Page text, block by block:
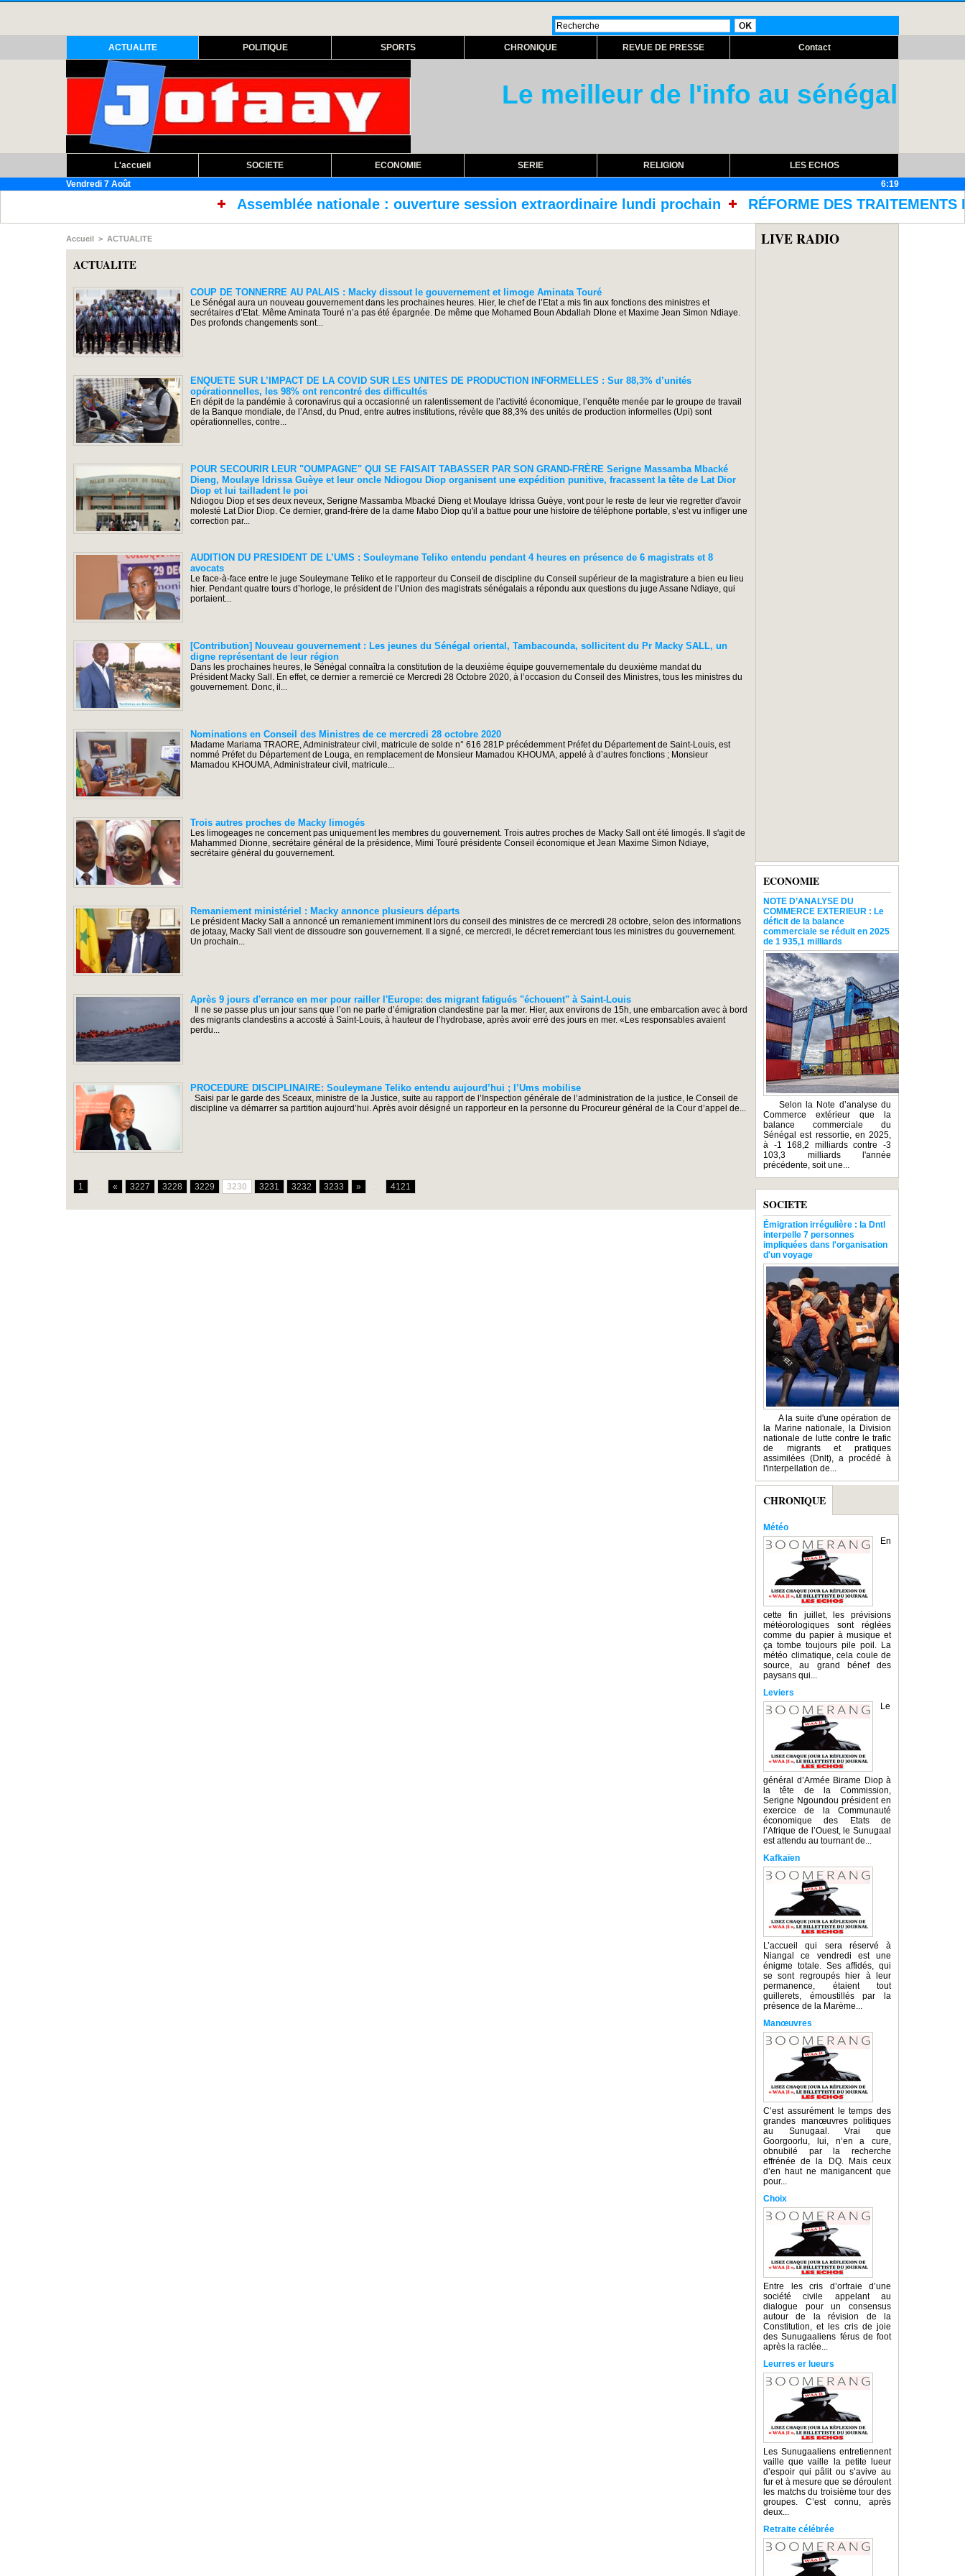
ACTUALITE POLITIQUE SPORTS CHRONIQUE REVUE DE PRESSE Contact
Le meilleur de l'info au sénégal
L'accueil SOCIETE ECONOMIE SERIE RELIGION
LES ECHOS
Vendredi 7 Août
6:19
Assemblée nationale : ouverture session extraordinaire lundi prochain RÉFORME DES TRAITEMENTS DANS LES
Accueil > ACTUALITE
ACTUALITE
COUP DE TONNERRE AU PALAIS : Macky dissout le gouvernement et limoge Aminata Touré
Le Sénégal aura un nouveau gouvernement dans les prochaines heures. Hier, le chef de l’Etat a mis fin aux fonctions des ministres et
secrétaires d’Etat. Même Aminata Touré n’a pas été épargnée. De même que Mohamed Boun Abdallah DIone et Maxime Jean Simon Ndiaye.
Des profonds changements sont...
ENQUETE SUR L’IMPACT DE LA COVID SUR LES UNITES DE PRODUCTION INFORMELLES : Sur 88,3% d’unités
opérationnelles, les 98% ont rencontré des difficultés
En dépit de la pandémie à coronavirus qui a occasionné un ralentissement de l’activité économique, l’enquête menée par le groupe de travail
de la Banque mondiale, de l’Ansd, du Pnud, entre autres institutions, révèle que 88,3% des unités de production informelles (Upi) sont
opérationnelles, contre...
POUR SECOURIR LEUR "OUMPAGNE" QUI SE FAISAIT TABASSER PAR SON GRAND-FRÈRE Serigne Massamba Mbacké
Dieng, Moulaye Idrissa Guèye et leur oncle Ndiogou Diop organisent une expédition punitive, fracassent la tête de Lat Dior
Diop et lui tailladent le poi
Ndiogou Diop et ses deux neveux, Serigne Massamba Mbacké Dieng et Moulaye Idrissa Guèye, vont pour le reste de leur vie regretter d'avoir
molesté Lat Dior Diop. Ce dernier, grand-frère de la dame Mabo Diop qu'il a battue pour une histoire de téléphone portable, s’est vu infliger une
correction par...
AUDITION DU PRESIDENT DE L’UMS : Souleymane Teliko entendu pendant 4 heures en présence de 6 magistrats et 8
avocats
Le face-à-face entre le juge Souleymane Teliko et le rapporteur du Conseil de discipline du Conseil supérieur de la magistrature a bien eu lieu
hier. Pendant quatre tours d’horloge, le président de l’Union des magistrats sénégalais a répondu aux questions du juge Assane Ndiaye, qui
portaient...
[Contribution] Nouveau gouvernement : Les jeunes du Sénégal oriental, Tambacounda, sollicitent du Pr Macky SALL, un
digne représentant de leur région
Dans les prochaines heures, le Sénégal connaîtra la constitution de la deuxième équipe gouvernementale du deuxième mandat du
Président Macky Sall. En effet, ce dernier a remercié ce Mercredi 28 Octobre 2020, à l’occasion du Conseil des Ministres, tous les ministres du
gouvernement. Donc, il...
Nominations en Conseil des Ministres de ce mercredi 28 octobre 2020
Madame Mariama TRAORE, Administrateur civil, matricule de solde n° 616 281P précédemment Préfet du Département de Saint-Louis, est
nommé Préfet du Département de Louga, en remplacement de Monsieur Mamadou KHOUMA, appelé à d’autres fonctions ; Monsieur
Mamadou KHOUMA, Administrateur civil, matricule...
Trois autres proches de Macky limogés
Les limogeages ne concernent pas uniquement les membres du gouvernement. Trois autres proches de Macky Sall ont été limogés. Il s'agit de
Mahammed Dionne, secrétaire général de la présidence, Mimi Touré présidente Conseil économique et Jean Maxime Simon Ndiaye,
secrétaire général du gouvernement.
Remaniement ministériel : Macky annonce plusieurs départs
Le président Macky Sall a annoncé un remaniement imminent lors du conseil des ministres de ce mercredi 28 octobre, selon des informations
de jotaay, Macky Sall vient de dissoudre son gouvernement. Il a signé, ce mercredi, le décret remerciant tous les ministres du gouvernement.
Un prochain...
Après 9 jours d'errance en mer pour railler l'Europe: des migrant fatigués "échouent" à Saint-Louis
Il ne se passe plus un jour sans que l’on ne parle d’émigration clandestine par la mer. Hier, aux environs de 15h, une embarcation avec à bord
des migrants clandestins a accosté à Saint-Louis, à hauteur de l’hydrobase, après avoir erré des jours en mer. «Les responsables avaient
perdu...
PROCEDURE DISCIPLINAIRE: Souleymane Teliko entendu aujourd’hui ; l’Ums mobilise
Saisi par le garde des Sceaux, ministre de la Justice, suite au rapport de l’Inspection générale de l’administration de la justice, le Conseil de
discipline va démarrer sa partition aujourd’hui. Après avoir désigné un rapporteur en la personne du Procureur général de la Cour d’appel de...
1 ... « 3227 3228 3229 3230 3231 3232 3233 » ... 4121
LIVE RADIO
ECONOMIE
NOTE D’ANALYSE DU
COMMERCE EXTERIEUR : Le
déficit de la balance
commerciale se réduit en 2025
de 1 935,1 milliards
Selon la Note d’analyse du
Commerce extérieur que la
balance commerciale du
Sénégal est ressortie, en 2025,
à -1 168,2 milliards contre -3
103,3 milliards l'année
précédente, soit une...
SOCIETE
Émigration irrégulière : la Dntl
interpelle 7 personnes
impliquées dans l'organisation
d'un voyage
A la suite d'une opération de
la Marine nationale, la Division
nationale de lutte contre le trafic
de migrants et pratiques
assimilées (Dnlt), a procédé à
l'interpellation de...
CHRONIQUE
Météo
En
cette fin juillet, les prévisions
météorologiques sont réglées
comme du papier à musique et
ça tombe toujours pile poil. La
météo climatique, cela coule de
source, au grand bénef des
paysans qui...
Leviers
Le
général d’Armée Birame Diop à
la tête de la Commission,
Serigne Ngoundou président en
exercice de la Communauté
économique des Etats de
l’Afrique de l’Ouest, le Sunugaal
est attendu au tournant de...
Kafkaïen
L’accueil qui sera réservé à
Niangal ce vendredi est une
énigme totale. Ses affidés, qui
se sont regroupés hier à leur
permanence, étaient tout
guillerets, émoustillés par la
présence de la Marème...
Manœuvres
C’est assurément le temps des
grandes manœuvres politiques
au Sunugaal. Vrai que
Goorgoorlu, lui, n’en a cure,
obnubilé par la recherche
effrénée de la DQ. Mais ceux
d’en haut ne manigancent que
pour...
Choix
Entre les cris d’orfraie d’une
société civile appelant au
dialogue pour un consensus
autour de la révision de la
Constitution, et les cris de joie
des Sunugaaliens férus de foot
après la raclée...
Leurres er lueurs
Les Sunugaaliens entretiennent
vaille que vaille la petite lueur
d’espoir qui pâlit ou s’avive au
fur et à mesure que se déroulent
les matchs du troisième tour des
groupes. C’est connu, après
deux...
Retraite célébrée